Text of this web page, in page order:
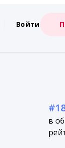
Войти
в